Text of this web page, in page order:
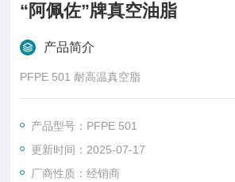
“阿佩佐”牌真空油脂
产品简介
PFPE 501 耐高温真空脂
产品型号：PFPE 501
更新时间：2025-07-17
厂商性质：经销商